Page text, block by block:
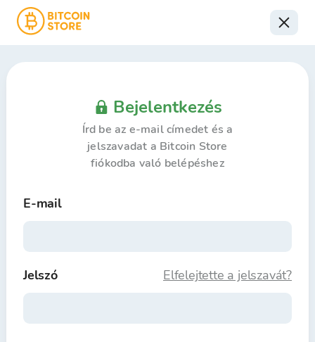
Bejelentkezés
Írd be az e-mail címedet és a
jelszavadat a Bitcoin Store
fiókodba való belépéshez
E-mail
Elfelejtette a jelszavát?
Jelszó